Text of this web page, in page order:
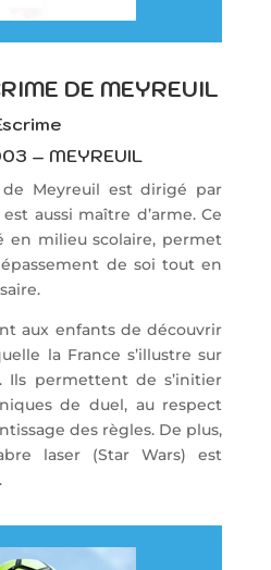
DE MEYREUIL
– MEYREUIL
de Meyreuil est dirigé par
aussi maître d’arme. Ce
en milieu scolaire, permet
de soi tout en
aux enfants de découvrir
la France s’illustre sur
Ils permettent de s’initier
de duel, au respect
des règles. De plus,
laser (Star Wars) est